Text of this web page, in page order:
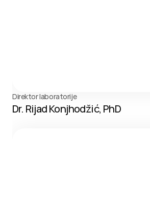
Direktor laboratorije
Dr. Rijad Konjhodžić, PhD